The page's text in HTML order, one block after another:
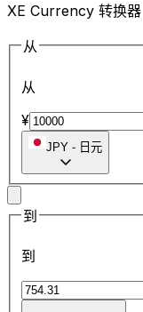
XE Currency 转换器
从
从
¥
JPY - 日元
到
到